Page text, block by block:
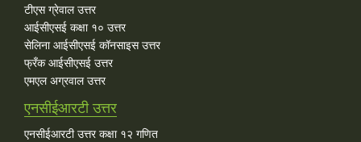
टीएस ग्रेवाल उत्तर
आईसीएसई कक्षा १० उत्तर
सेलिना आईसीएसई कॉनसाइस उत्तर
फ्रँक आईसीएसई उत्तर
एमएल अग्रवाल उत्तर
एनसीईआरटी उत्तर
एनसीईआरटी उत्तर कक्षा १२ गणित